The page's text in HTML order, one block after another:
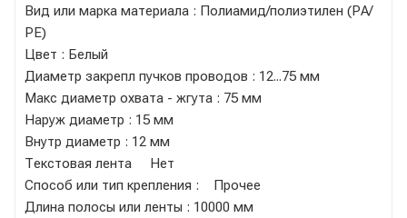
Вид или марка материала : Полиамид/полиэтилен (РА/
РЕ)
Цвет : Белый
Диаметр закрепл пучков проводов : 12...75 мм
Макс диаметр охвата - жгута : 75 мм
Наруж диаметр : 15 мм
Внутр диаметр : 12 мм
Текстовая лента Нет
Способ или тип крепления : Прочее
Длина полосы или ленты : 10000 мм